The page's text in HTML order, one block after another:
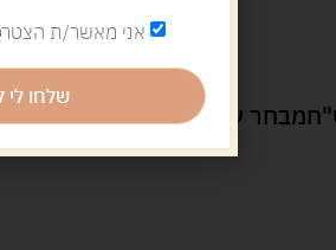
מבחר ענק של משחקיםמחירים
אני מאשר/ת
שלחו לי